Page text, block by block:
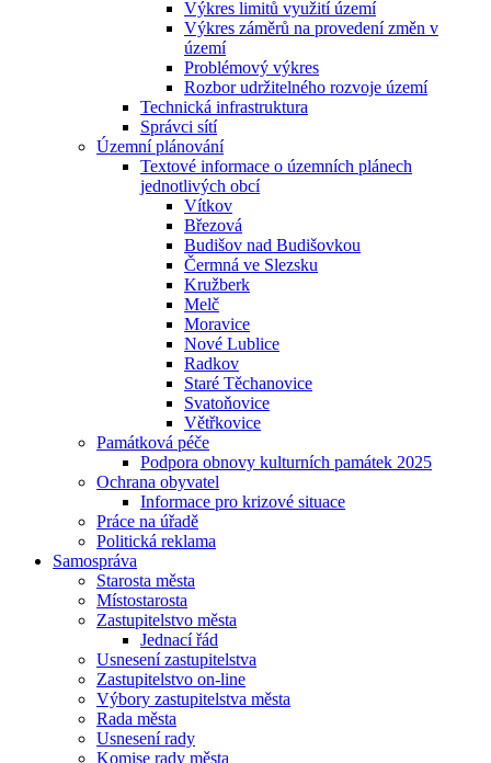
Výkres limitů využití území
Výkres záměrů na provedení změn v
území
Problémový výkres
Rozbor udržitelného rozvoje území
Technická infrastruktura
Správci sítí
Územní plánování
Textové informace o územních plánech
jednotlivých obcí
Vítkov
Březová
Budišov nad Budišovkou
Čermná ve Slezsku
Kružberk
Melč
Moravice
Nové Lublice
Radkov
Staré Těchanovice
Svatoňovice
Větřkovice
Památková péče
Podpora obnovy kulturních památek 2025
Ochrana obyvatel
Informace pro krizové situace
Práce na úřadě
Politická reklama
Samospráva
Starosta města
Místostarosta
Zastupitelstvo města
Jednací řád
Usnesení zastupitelstva
Zastupitelstvo on-line
Výbory zastupitelstva města
Rada města
Usnesení rady
Komise rady města